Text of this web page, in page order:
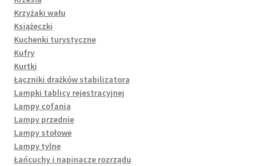
Krzyżaki wału
Książeczki
Kuchenki turystyczne
Kufry
Kurtki
Łączniki drążków stabilizatora
Lampki tablicy rejestracyjnej
Lampy cofania
Lampy przednie
Lampy stołowe
Lampy tylne
Łańcuchy i napinacze rozrządu